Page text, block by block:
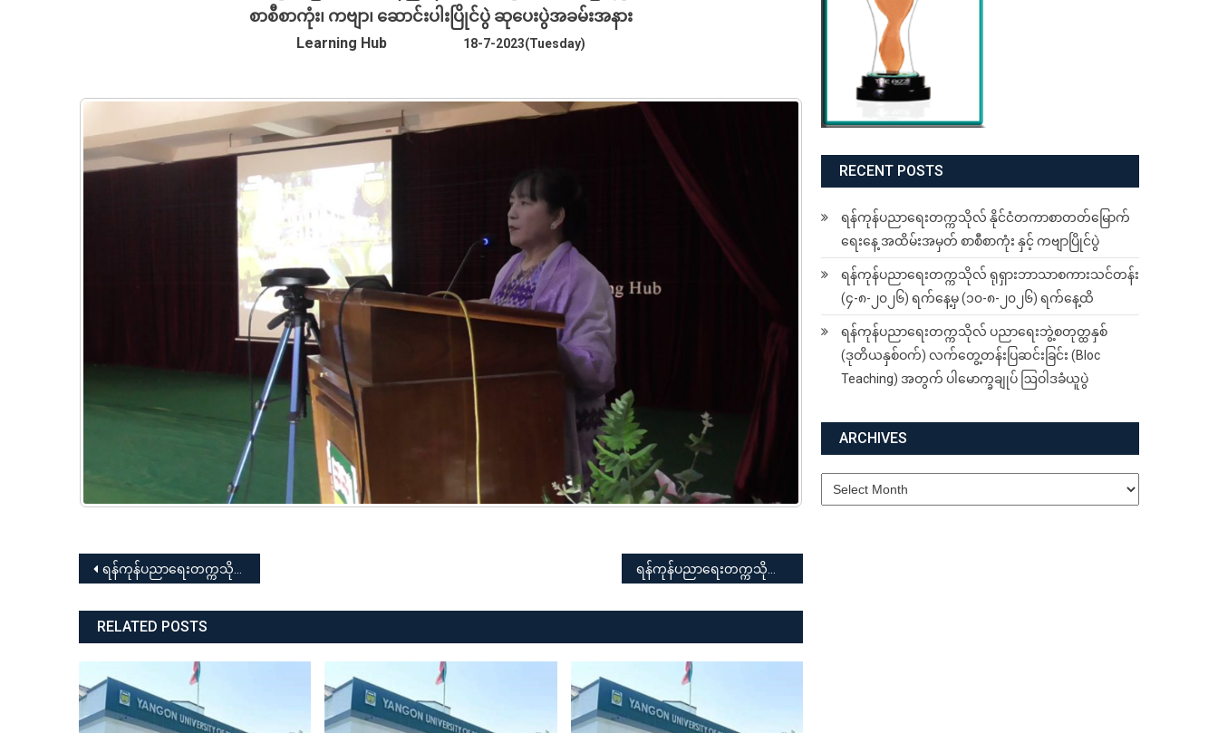
စာစီစာကုံး၊ ကဗျာ၊ ဆောင်းပါးပြိုင်ပွဲ ဆုပေးပွဲအခမ်းအနား
Learning Hub 18-7-2023(Tuesday)
Post
navigation
ရန်ကုန်ပညာရေးတက္ကသိုလ် ၂၀၂၃-၂၀၂၄ ပညာသင်နှစ် (၇၆)နှစ်မြောက် အာဇာနည်နေ့အထိမ်းအမှတ် စာစီစာကုံး၊ ကဗျာနှင့် ဆောင်းပါးပြိုင်ပွဲ ရန်ကုန်ပညာရေးတက္ကသိုလ် ၂၀၂၃-၂၀၂၄ ပညာသင်နှစ် BEd စတုတ္ထနှစ် (ဒုတိယနှစ်ဝက်ပညာသင်ကာလ) ကျောင်းသား၊ ကျောင်းသူများ၏ Modern Instrumentation Laboratory သို့သွားရောက်လေ့လာသည့်ခရီးစဉ်
RELATED POSTS
RECENT POSTS
ရန်ကုန်ပညာရေးတက္ကသိုလ် နိုင်ငံတကာစာတတ်မြောက်
ရေးနေ့ အထိမ်းအမှတ် စာစီစာကုံး နှင့် ကဗျာပြိုင်ပွဲ
ရန်ကုန်ပညာရေးတက္ကသိုလ် ရုရှားဘာသာစကားသင်တန်း
(၄-၈-၂၀၂၆) ရက်နေ့မှ (၁၀-၈-၂၀၂၆) ရက်နေ့ထိ
ရန်ကုန်ပညာရေးတက္ကသိုလ် ပညာရေးဘွဲ့စတုတ္ထနှစ်
(ဒုတိယနှစ်ဝက်) လက်တွေ့တန်းပြဆင်းခြင်း (Bloc
Teaching) အတွက် ပါမောက္ခချုပ် ဩဝါဒခံယူပွဲ
ARCHIVES
Archives